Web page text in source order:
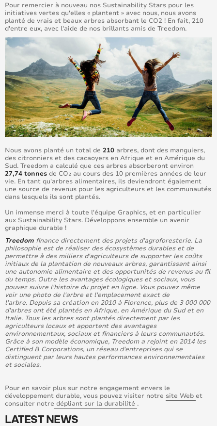
Pour remercier à nouveau nos Sustainability Stars pour les
initiatives vertes qu'elles « plantent » avec nous, nous avons
planté de vrais et beaux arbres absorbant le CO2 ! En fait, 210
d'entre eux, avec l'aide de nos brillants amis de Treedom.
Nous avons planté un total de 210 arbres, dont des manguiers,
des citronniers et des cacaoyers en Afrique et en Amérique du
Sud. Treedom a calculé que ces arbres absorberont environ
27,74 tonnes de CO₂ au cours des 10 premières années de leur
vie. En tant qu'arbres alimentaires, ils deviendront également
une source de revenus pour les agriculteurs et les communautés
dans lesquels ils sont plantés.
Un immense merci à toute l'équipe Graphics, et en particulier
aux Sustainability Stars. Développons ensemble un avenir
graphique durable !
Treedom finance directement des projets d'agroforesterie. La
philosophie est de réaliser des écosystèmes durables et de
permettre à des milliers d'agriculteurs de supporter les coûts
initiaux de la plantation de nouveaux arbres, garantissant ainsi
une autonomie alimentaire et des opportunités de revenus au fil
du temps. Outre les avantages écologiques et sociaux, vous
pouvez suivre l'histoire du projet en ligne. Vous pouvez même
voir une photo de l'arbre et l'emplacement exact de
l'arbre. Depuis sa création en 2010 à Florence, plus de 3 000 000
d'arbres ont été plantés en Afrique, en Amérique du Sud et en
Italie. Tous les arbres sont plantés directement par les
agriculteurs locaux et apportent des avantages
environnementaux, sociaux et financiers à leurs communautés.
Grâce à son modèle économique, Treedom a rejoint en 2014 les
Certified B Corporations, un réseau d'entreprises qui se
distinguent par leurs hautes performances environnementales
et sociales.
Pour en savoir plus sur notre engagement envers le
développement durable, vous pouvez visiter notre site Web et
consulter notre dépliant sur la durabilité .
LATEST NEWS